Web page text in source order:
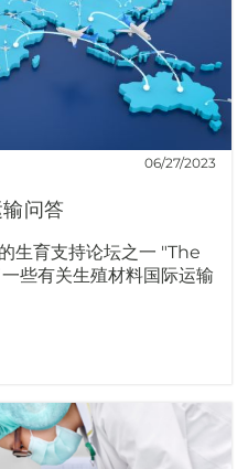
06/27/2023
问答
生育支持论坛之一 "The
些有关生殖材料国际运输